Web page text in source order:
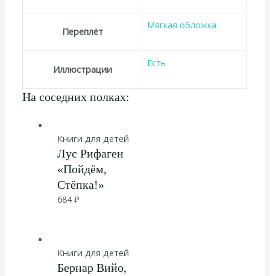
Переплёт
Мягкая обложка
Иллюстрации
Есть
На соседних полках:
Книги для детей
Лус Рифаген
«Пойдём,
Стёпка!»
684₽
Книги для детей
Бернар Вийо,